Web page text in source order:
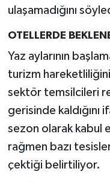
ulaşamadığını
OTELLERDE
Yaz aylarının
turizm
sektör temsilcileri
gerisinde
sezon olarak kabul
rağmen bazı
çektiği belirtiliyor.